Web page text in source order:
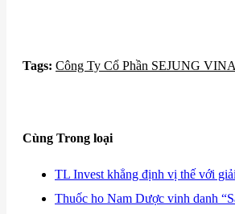
Tags: ​Công Ty Cổ Phần SEJUNG
Cùng Trong loại
​TL Invest khẳng định vị thế với
​Thuốc ho Nam Dược vinh danh